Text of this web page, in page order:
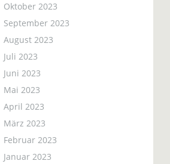
Oktober 2023
September 2023
August 2023
Juli 2023
Juni 2023
Mai 2023
April 2023
März 2023
Februar 2023
Januar 2023